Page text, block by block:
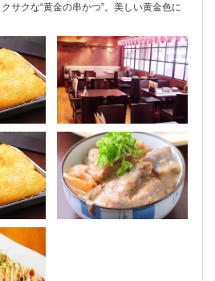
サクな“黄金の串かつ”。美しい黄金色に